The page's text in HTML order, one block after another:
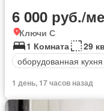
6 000 руб./
Ключи С
1 Комната
29
оборудованная кухня
1 день, 17 часов назад